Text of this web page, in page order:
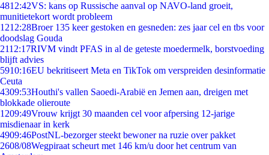
4812:42VS: kans op Russische aanval op NAVO-land groeit,
munitietekort wordt probleem
1212:28Broer 135 keer gestoken en gesneden: zes jaar cel en tbs voor
doodslag Gouda
2112:17RIVM vindt PFAS in al de geteste moedermelk, borstvoeding
blijft advies
5910:16EU bekritiseert Meta en TikTok om verspreiden desinformatie
Ceuta
4309:53Houthi's vallen Saoedi-Arabië en Jemen aan, dreigen met
blokkade olieroute
1209:49Vrouw krijgt 30 maanden cel voor afpersing 12-jarige
misdienaar in kerk
4909:46PostNL-bezorger steekt bewoner na ruzie over pakket
2608/08Wegpiraat scheurt met 146 km/u door het centrum van